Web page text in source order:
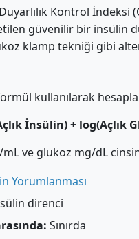
Kontrol İndeksi
güvenilir bir insülin
klamp tekniği gibi
kullanılarak
İnsülin) + log(Açlık
ve glukoz mg/dL
Yorumlanması
direnci
Sınırda